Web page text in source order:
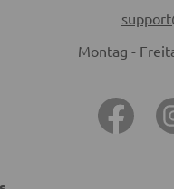
Montag -